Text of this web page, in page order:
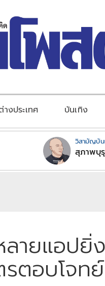
างประเทศ บันเทิง
วิสามัญบัน
สุภาพบุ
ลายแอปยิ่ง
ตอบโจทย์